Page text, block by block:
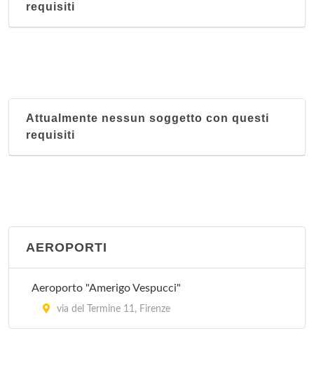
requisiti
Attualmente nessun soggetto con questi
requisiti
AEROPORTI
Aeroporto "Amerigo Vespucci"
via del Termine 11, Firenze